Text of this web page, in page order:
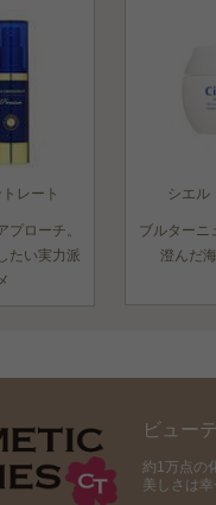
レート
プローチ。
たい実力派
シエル
ブルターニ
澄んだ
ビュー
約1万点の
美しさは